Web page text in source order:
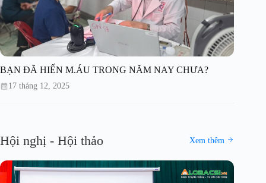
BẠN ĐÃ HIẾN M.ÁU TRONG NĂM NAY CHƯA?
17 tháng 12, 2025
Hội nghị - Hội thảo Xem thêm